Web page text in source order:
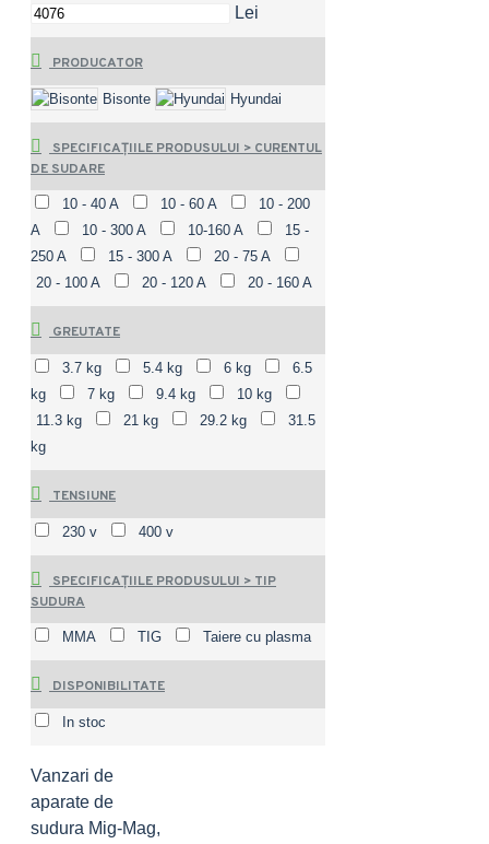
Lei
PRODUCATOR
Bisonte Hyundai
SPECIFICAȚIILE PRODUSULUI > CURENTUL
DE SUDARE
10 - 40 A 10 - 60 A
10 - 200
A
10 - 300 A 10-160 A
15 -
250 A
15 - 300 A
20 - 75 A
20 - 100 A
20 - 120 A 20 - 160 A
GREUTATE
3.7 kg 5.4 kg 6 kg
6.5
kg
7 kg 9.4 kg
10 kg
11.3 kg
21 kg 29.2 kg
31.5
kg
TENSIUNE
230 v 400 v
SPECIFICAȚIILE PRODUSULUI > TIP
SUDURA
MMA TIG Taiere cu plasma
DISPONIBILITATE
In stoc
Vanzari de
aparate de
sudura Mig-Mag,